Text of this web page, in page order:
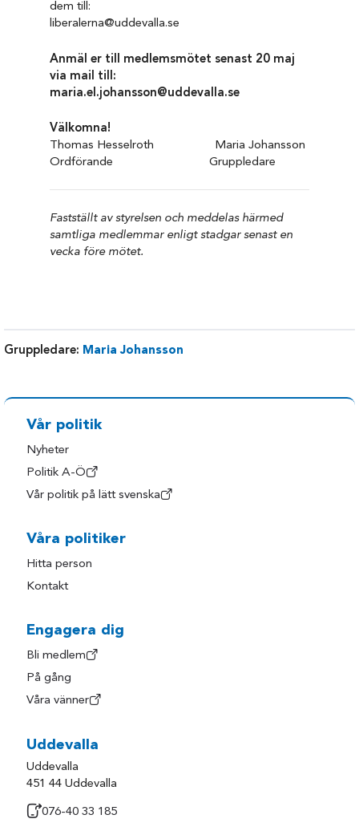
dem till:
liberalerna@uddevalla.se
Anmäl er till medlemsmötet senast 20 maj
via mail till:
maria.el.johansson@uddevalla.se
Välkomna!
Thomas Hesselroth Maria Johansson
Ordförande Gruppledare
Fastställt av styrelsen och meddelas härmed
samtliga medlemmar enligt stadgar senast en
vecka före mötet.
Gruppledare: Maria Johansson
Vår politik
Nyheter
Politik A-Ö
Vår politik på lätt svenska
Våra politiker
Hitta person
Kontakt
Engagera dig
Bli medlem
På gång
Våra vänner
Uddevalla
Uddevalla
451 44 Uddevalla
076-40 33 185